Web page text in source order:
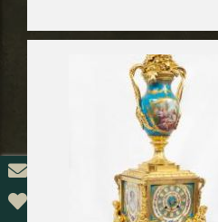
Info